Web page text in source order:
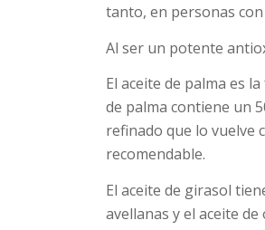
tanto, en personas con
Al ser un potente
El aceite de palma es
de palma contiene un
refinado que lo vuelve
recomendable.
El aceite de girasol
avellanas y el aceite